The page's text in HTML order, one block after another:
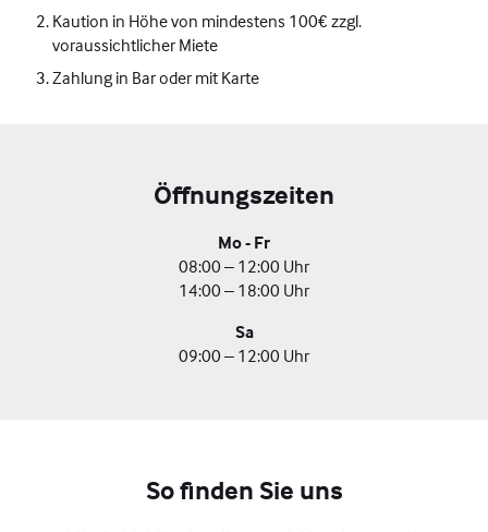
Kaution in Höhe von mindestens 100€ zzgl.
voraussichtlicher Miete
Zahlung in Bar oder mit Karte
Öffnungszeiten
Mo - Fr
08:00 – 12:00 Uhr
14:00 – 18:00 Uhr
Sa
09:00 – 12:00 Uhr
So finden Sie uns